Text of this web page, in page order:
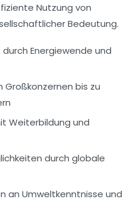
Nutzung von
Bedeutung.
Energiewende und
bis zu
Weiterbildung und
durch globale
an Umweltkenntnisse und